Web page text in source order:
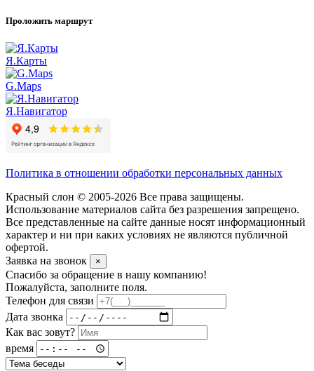
Проложить маршрут
Я.Карты
G.Maps
Я.Навигатор
Политика в отношении обработки персональных данных
Красный слон © 2005-2026 Все права защищены.
Использование материалов сайта без разрешения запрещено.
Все представленные на сайте данные носят информационный
характер и ни при каких условиях не являются публичной
офертой.
Заявка на звонок
×
Спасибо за обращение в нашу компанию!
Пожалуйста, заполните поля.
Телефон для связи
Дата звонка
Как вас зовут?
время